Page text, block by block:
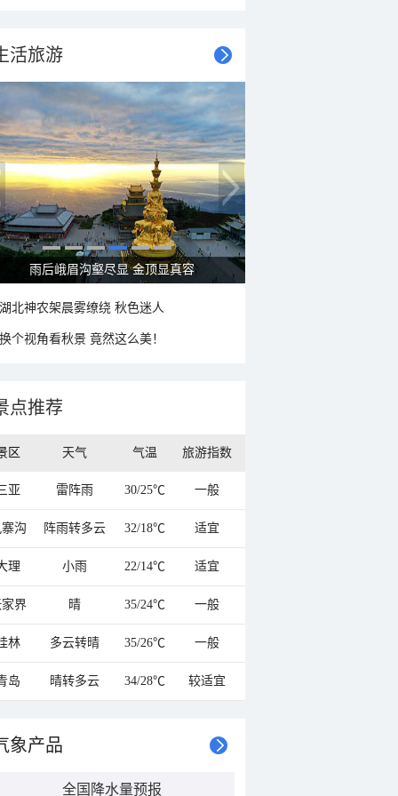
活旅游
秋意浓 蓝天映衬下的哈尔滨伏尔加庄园
湖北神农架晨雾缭绕 秋色迷人
换个视角看秋景 竟然这么美！
点推荐
区 天气 气温 旅游指数
亚 雷阵雨 30/25℃ 一般
沟 阵雨转多云 32/18℃ 适宜
理 小雨 22/14℃ 适宜
界 晴 35/24℃ 一般
林 多云转晴 35/26℃ 一般
岛 晴转多云 34/28℃ 较适宜
象产品
全国降水量预报